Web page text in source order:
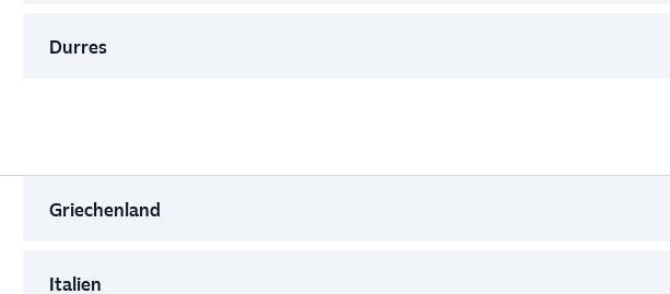
Durres
Griechenland
Italien